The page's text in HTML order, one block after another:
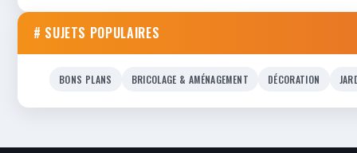
# SUJETS POPULAIRES
BONS PLANS BRICOLAGE & AMÉNAGEMENT DÉCORATION